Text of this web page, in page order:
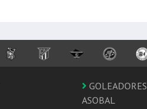
GOLEADORES
ASOBAL